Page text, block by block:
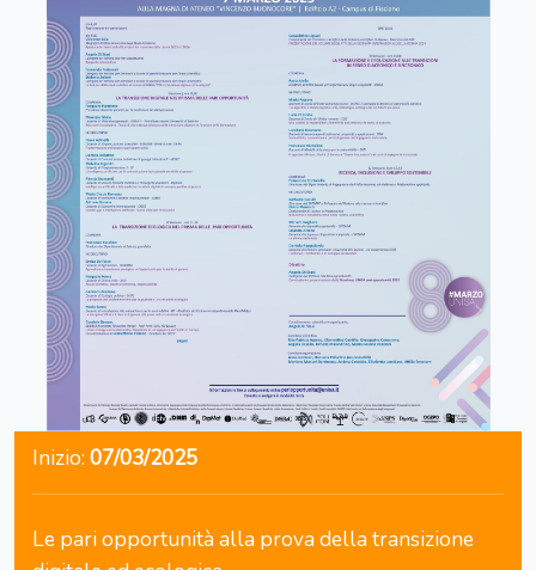
Inizio: 07/03/2025
Le pari opportunità alla prova della transizione